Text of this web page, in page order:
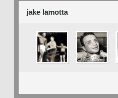
jake lamotta